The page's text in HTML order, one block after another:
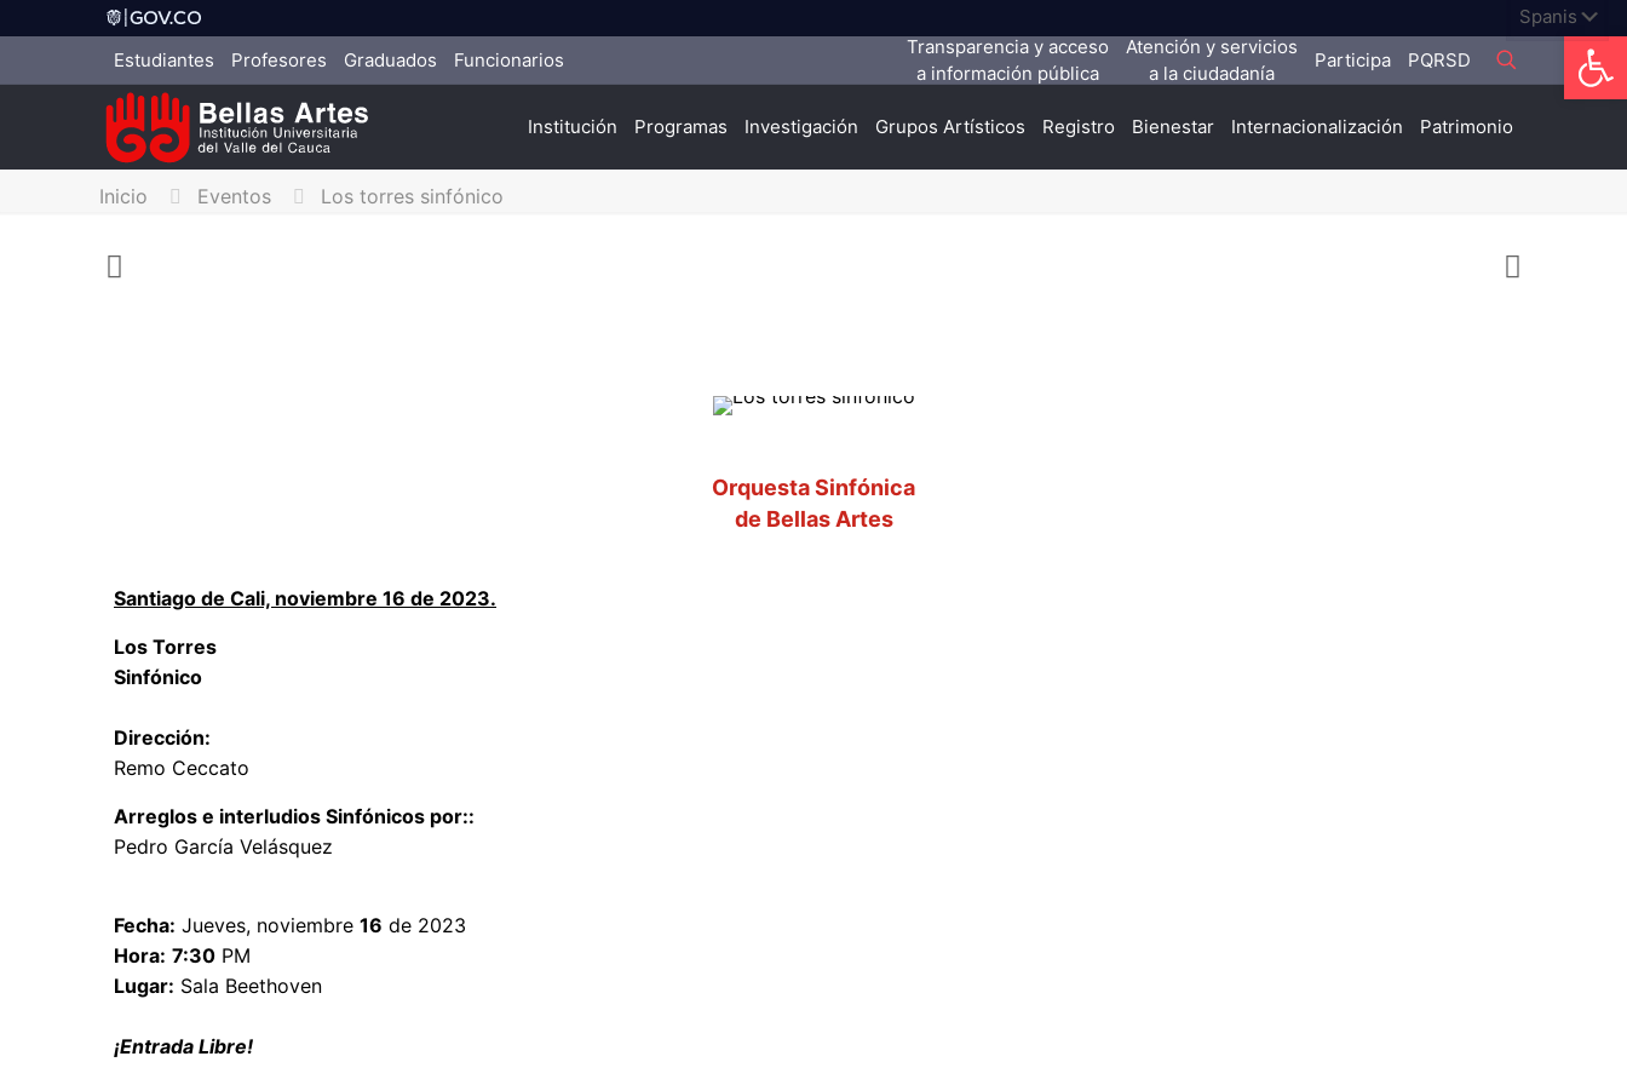
Abrir
Estudiantes Profesores Graduados Funcionarios
Transparencia y acceso
a información pública
Atención y servicios
a la ciudadanía
Participa PQRSD
Institución Programas Investigación Grupos Artísticos Registro Bienestar Internacionalización Patrimonio
Inicio Eventos Los torres sinfónico
Orquesta Sinfónica
de Bellas Artes
Santiago de Cali, noviembre 16 de 2023.
Los Torres
Sinfónico
Dirección:
Remo Ceccato
Arreglos e interludios Sinfónicos por::
Pedro García Velásquez
Fecha: Jueves, noviembre 16 de 2023
Hora: 7:30 PM
Lugar: Sala Beethoven
¡Entrada Libre!